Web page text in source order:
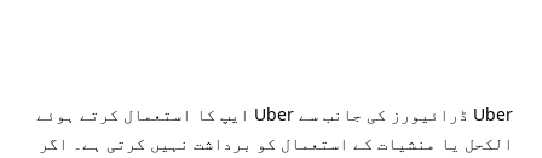
Uber ڈرائیورز کی جانب سے Uber ایپ کا استعمال کرتے ہوئے
الکحل یا منشیات کے استعمال کو برداشت نہیں کرتی ہے۔ اگر